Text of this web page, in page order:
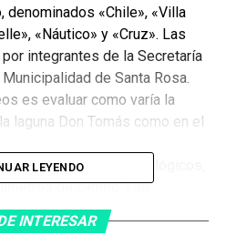
«Chile», «Villa
«Náutico» y «Cruz». Las
integrantes de la Secretaría
de Santa Rosa.
es evaluar como varía la
laguna Don Tomás como en el
niveles bacteriológicos,
de campo. Las
bajo los protocolos previstos
LEYENDO
INTERESAR